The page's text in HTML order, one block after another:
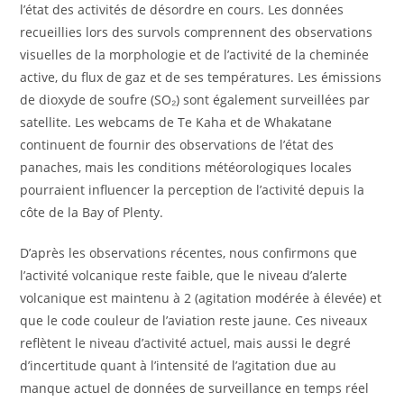
l’état des activités de désordre en cours. Les données
recueillies lors des survols comprennent des observations
visuelles de la morphologie et de l’activité de la cheminée
active, du flux de gaz et de ses températures. Les émissions
de dioxyde de soufre (SO₂) sont également surveillées par
satellite. Les webcams de Te Kaha et de Whakatane
continuent de fournir des observations de l’état des
panaches, mais les conditions météorologiques locales
pourraient influencer la perception de l’activité depuis la
côte de la Bay of Plenty.
D’après les observations récentes, nous confirmons que
l’activité volcanique reste faible, que le niveau d’alerte
volcanique est maintenu à 2 (agitation modérée à élevée) et
que le code couleur de l’aviation reste jaune. Ces niveaux
reflètent le niveau d’activité actuel, mais aussi le degré
d’incertitude quant à l’intensité de l’agitation due au
manque actuel de données de surveillance en temps réel